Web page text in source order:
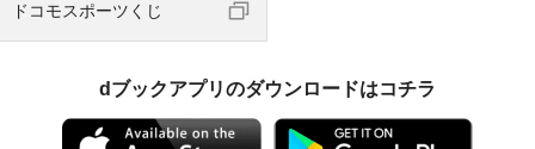
ドコモスポーツくじ
dブックアプリのダウンロードはコチラ